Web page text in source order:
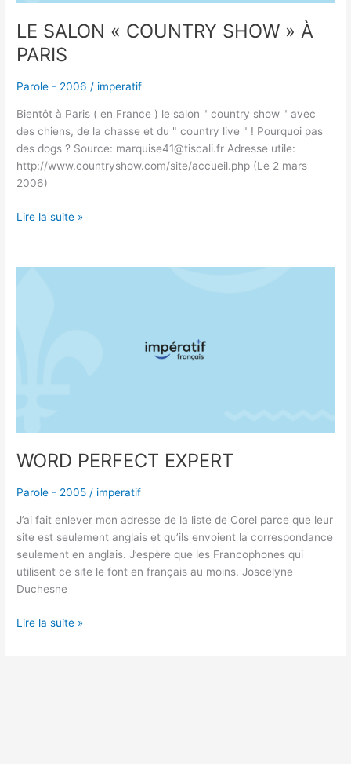
LE SALON « COUNTRY SHOW » À
PARIS
Parole - 2006 / imperatif
Bientôt à Paris ( en France ) le salon " country show " avec
des chiens, de la chasse et du " country live " ! Pourquoi pas
des dogs ? Source: marquise41@tiscali.fr Adresse utile:
http://www.countryshow.com/site/accueil.php (Le 2 mars
2006)
Lire la suite »
WORD PERFECT EXPERT
Parole - 2005 / imperatif
J’ai fait enlever mon adresse de la liste de Corel parce que leur
site est seulement anglais et qu’ils envoient la correspondance
seulement en anglais. J’espère que les Francophones qui
utilisent ce site le font en français au moins. Joscelyne
Duchesne
Lire la suite »